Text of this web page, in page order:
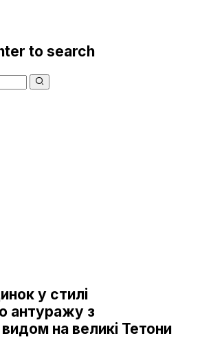
to search
у стилі
антуражу з
на великі Тетони